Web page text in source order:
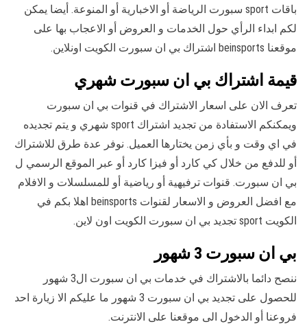
باقات sport سبورت الرياضة أو الاخبارية أو المنوعة. أيضا يمكن
لكم ابداء الرأي حول الخدمات و العروض أو الاعجاب بها على
موقعنا beinsports اشتراك بي ان سبورت الكويت اونلاين.
قيمة اشتراك بي ان سبورت شهري
تعرف الان على اسعار الاشتراك في قنوات بي ان سبورت
ويمكنكم الاستفادة من تجديد اشتراك sport شهري و يتم تجديده
في اي وقت و بأي زمن يختارها العميل. نوفر عدة طرق للاشتراك
أو للدفع من خلال كي كارد أو فيزا كارد أو عبر الموقع الرسمي ل
بي ان سبورت. قنوات ترفيهية أو رياضية أو للمسلسلات و الافلام
مع افضل العروض و الاسعار لقنوات beinsports اهلا بكم في
الكويت sport تجديد بي ان سبورت الكويت اون لاين.
بي ان سبورت 3 شهور
ننصح دائما بالاشتراك في خدمات بي ان سبورت ال3 شهور
للحصول على تجديد بي ان سبورت 3 شهور ما عليكم الا زيارة احد
فروعنا أو الدخول الى موقعنا على الانترنت.